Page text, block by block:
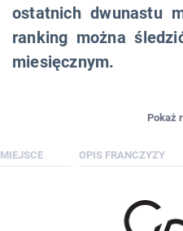
ostatnich dwunastu
ranking można
miesięcznym.
MIEJSCE OPIS FRANCZYZY
Pokaż